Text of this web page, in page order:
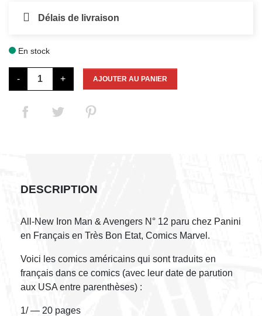
Délais de livraison
En stock
- + AJOUTER AU PANIER
DESCRIPTION
All-New Iron Man & Avengers N° 12 paru chez Panini
en Français en Très Bon Etat, Comics Marvel.
Voici les comics américains qui sont traduits en
français dans ce comics (avec leur date de parution
aux USA entre parenthèses) :
1/ — 20 pages